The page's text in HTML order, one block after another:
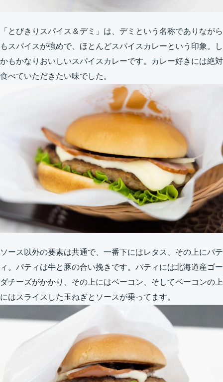
「とびきりスパイス＆デミ」は、デミという名称でありながら
もスパイスが強めで、ほとんどスパイスカレーという印象。し
かもかなりおいしいスパイスカレーです。カレー好きには絶対
食べていただきたい味でした。
ソース以外の要素は共通で、一番下にはレタス、その上にパテ
ィ。パティは牛と豚の合い挽きです。パティには北海道産ゴー
ダチーズがかかり、その上にはベーコン、そしてベーコンの上
にはスライスした玉ねぎとソースが乗ってます。